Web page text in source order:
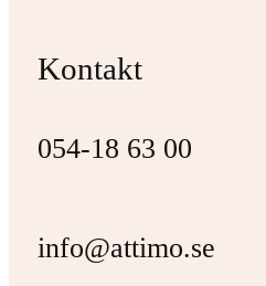
Kontakt
054-18 63 00
info@attimo.se